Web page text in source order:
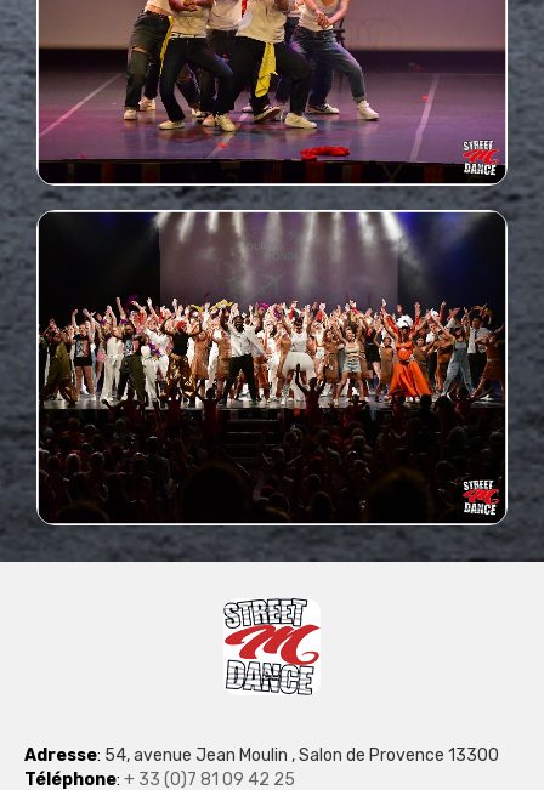
Adresse: 54, avenue Jean Moulin , Salon de Provence 13300
Téléphone: + 33 (0)7 81 09 42 25